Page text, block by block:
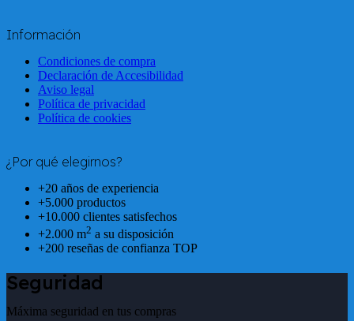
Información
Condiciones de compra
Declaración de Accesibilidad
Aviso legal
Política de privacidad
Política de cookies
¿Por qué elegirnos?
+20 años de experiencia
+5.000 productos
+10.000 clientes satisfechos
+2.000 m2 a su disposición
+200 reseñas de confianza TOP
Seguridad
Máxima seguridad en tus compras